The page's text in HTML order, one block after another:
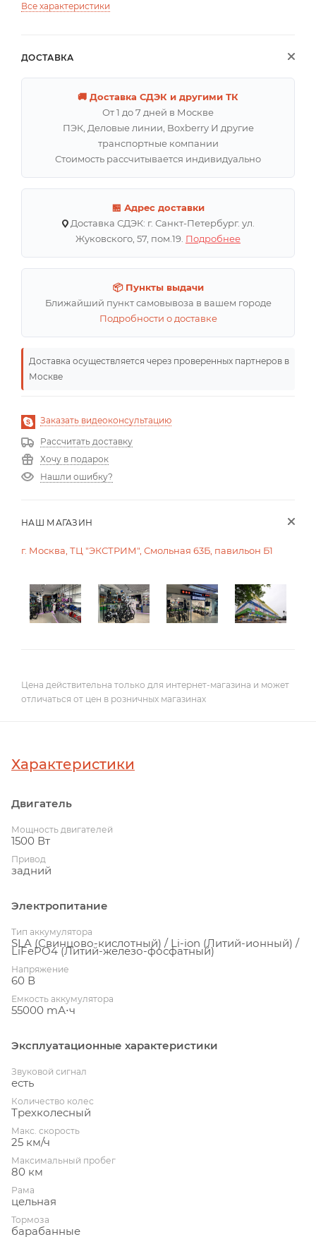
Все характеристики
ДОСТАВКА
🚚 Доставка СДЭК и другими ТК
От 1 до 7 дней в Москве
ПЭК, Деловые линии, Boxberry И другие
транспортные компании
Стоимость рассчитывается индивидуально
🏪 Адрес доставки
Доставка СДЭК: г. Санкт-Петербург. ул.
Жуковского, 57, пом.19. Подробнее
📦 Пункты выдачи
Ближайший пункт самовывоза в вашем городе
Подробности о доставке
Доставка осуществляется через проверенных партнеров в
Москве
Заказать видеоконсультацию
Рассчитать доставку
Хочу в подарок
Нашли ошибку?
НАШ МАГАЗИН
г. Москва, ТЦ "ЭКСТРИМ", Смольная 63Б, павильон Б1
Цена действительна только для интернет-магазина и может
отличаться от цен в розничных магазинах
Характеристики
Двигатель
Мощность двигателей
1500 Вт
Привод
задний
Электропитание
Тип аккумулятора
SLA (Свинцово-кислотный) / Li-ion (Литий-ионный) /
LiFePO4 (Литий-железо-фосфатный)
Напряжение
60 В
Емкость аккумулятора
55000 mА⋅ч
Эксплуатационные характеристики
Звуковой сигнал
есть
Количество колес
Трехколесный
Макс. скорость
25 км/ч
Максимальный пробег
80 км
Рама
цельная
Тормоза
барабанные